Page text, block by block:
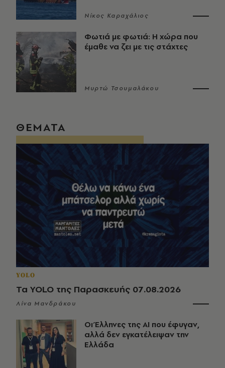
Νίκος Καραχάλιος
Φωτιά με φωτιά: Η χώρα που
έμαθε να ζει με τις στάχτες
Μυρτώ Τσουμαλάκου
ΘΕΜΑΤΑ
YOLO
Τα YOLO της Παρασκευής 07.08.2026
Λίνα Μανδράκου
Οι Έλληνες της ΑΙ που έφυγαν,
αλλά δεν εγκατέλειψαν την
Ελλάδα